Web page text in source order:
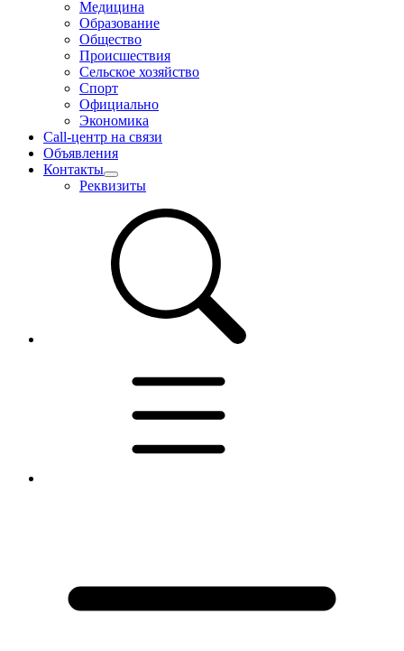
Медицина
Образование
Общество
Происшествия
Сельское хозяйство
Спорт
Официально
Экономика
Call-центр на связи
Объявления
Контакты
Реквизиты